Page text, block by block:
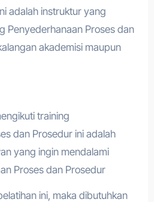
adalah instruktur yang
Penyederhanaan Proses dan
akademisi maupun
training
dan Prosedur ini adalah
yang ingin mendalami
Proses dan Prosedur
ini, maka dibutuhkan